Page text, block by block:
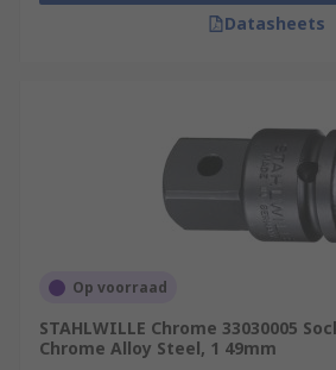
Datasheets
Op voorraad
STAHLWILLE Chrome 33030005
Chrome Alloy Steel, 1 49mm